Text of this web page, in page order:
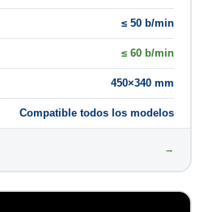
≤ 50 b/min
≤ 60 b/min
450×340 mm
Compatible todos los modelos
→